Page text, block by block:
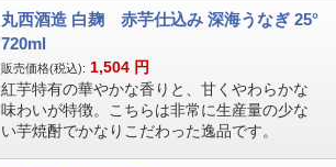
丸西酒造 白麹 赤芋仕込み 深海うなぎ 25°
720ml
販売価格(税込): 1,504 円
紅芋特有の華やかな香りと、甘くやわらかな
味わいが特徴。こちらは非常に生産量の少な
い芋焼酎でかなりこだわった逸品です。